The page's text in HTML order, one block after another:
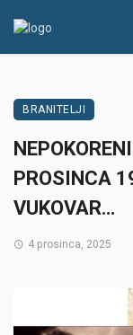
BRANITELJI
PROSINCA
VUKOVAR…
4 prosinca, 2025